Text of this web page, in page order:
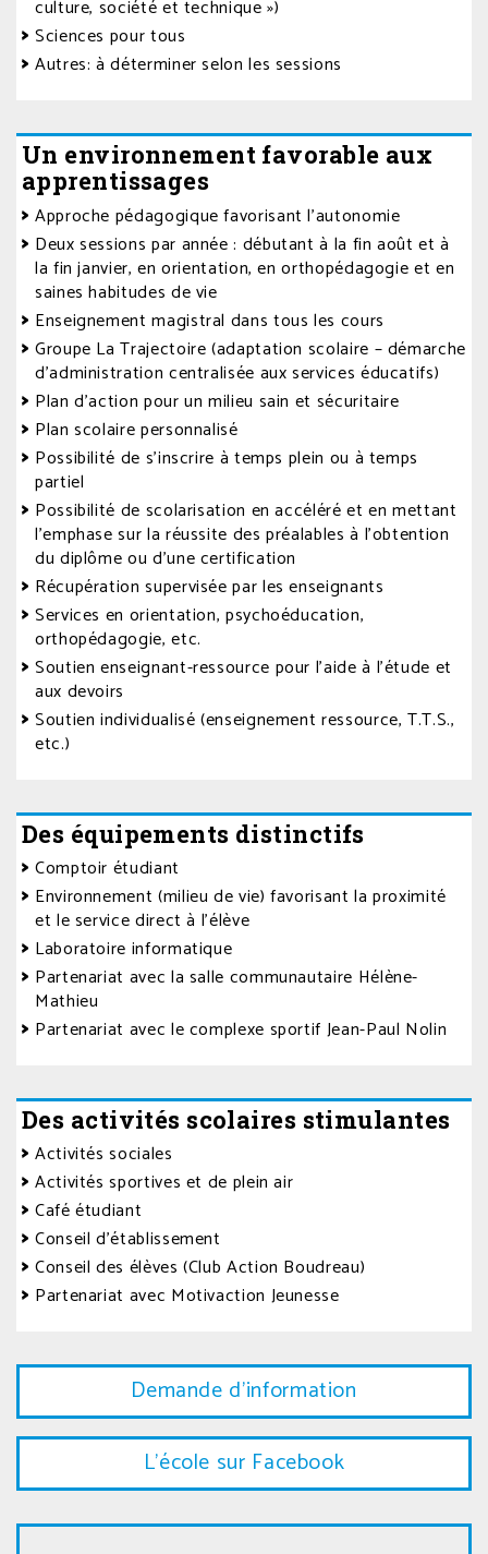
culture, société et technique »)
Sciences pour tous
Autres: à déterminer selon les sessions
Un environnement favorable aux
apprentissages
Approche pédagogique favorisant l’autonomie
Deux sessions par année : débutant à la fin août et à
la fin janvier, en orientation, en orthopédagogie et en
saines habitudes de vie
Enseignement magistral dans tous les cours
Groupe La Trajectoire (adaptation scolaire – démarche
d’administration centralisée aux services éducatifs)
Plan d’action pour un milieu sain et sécuritaire
Plan scolaire personnalisé
Possibilité de s’inscrire à temps plein ou à temps
partiel
Possibilité de scolarisation en accéléré et en mettant
l’emphase sur la réussite des préalables à l’obtention
du diplôme ou d’une certification
Récupération supervisée par les enseignants
Services en orientation, psychoéducation,
orthopédagogie, etc.
Soutien enseignant-ressource pour l’aide à l’étude et
aux devoirs
Soutien individualisé (enseignement ressource, T.T.S.,
etc.)
Des équipements distinctifs
Comptoir étudiant
Environnement (milieu de vie) favorisant la proximité
et le service direct à l’élève
Laboratoire informatique
Partenariat avec la salle communautaire Hélène-
Mathieu
Partenariat avec le complexe sportif Jean-Paul Nolin
Des activités scolaires stimulantes
Activités sociales
Activités sportives et de plein air
Café étudiant
Conseil d’établissement
Conseil des élèves (Club Action Boudreau)
Partenariat avec Motivaction Jeunesse
Demande d'information
L'école sur Facebook